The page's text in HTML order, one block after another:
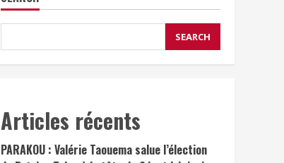
SEARCH
Articles récents
PARAKOU : Valérie Taouema salue l’élection